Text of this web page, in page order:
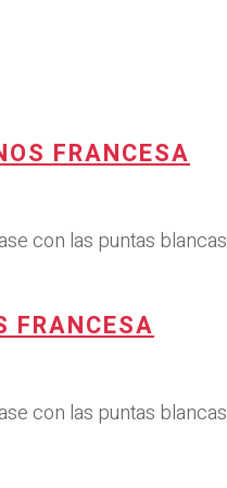
FRANCESA
con las puntas
FRANCESA
con las puntas